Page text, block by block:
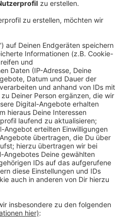
soll es beim Zählen windstill
heutigen Aussichten werden
finden. Aber die
läuft ja noch bis
den 11. August.
Brummer und Krabbler in
Ihrhieronline melden. Oder
App „Insektenwelt“ für IOS
über 120 in Deutschland
Mehr Infos zur Aktion